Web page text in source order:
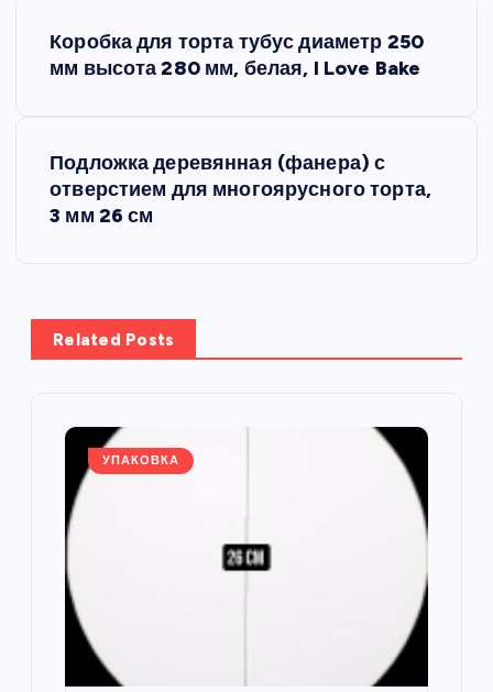
Коробка для торта тубус диаметр 250
мм высота 280 мм, белая, I Love Bake
Подложка деревянная (фанера) с
отверстием для многоярусного торта,
3 мм 26 см
Related Posts
УПАКОВКА